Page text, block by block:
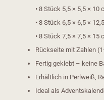
• 8 Stück 5,5 × 5,5 × 10
• 8 Stück 6,5 × 6,5 ×
• 8 Stück 7,5 × 7,5 × 15
Rückseite mit Zahlen
Fertig geklebt – keine
Erhältlich in Perlweiß,
Ideal als